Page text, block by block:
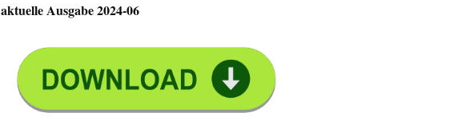
aktuelle Ausgabe 2024-06